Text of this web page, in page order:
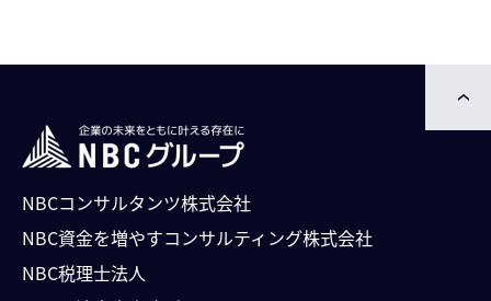
NBCコンサルタンツ株式会社
NBC資⾦を増やすコンサルティング株式会社
NBC税理士法人